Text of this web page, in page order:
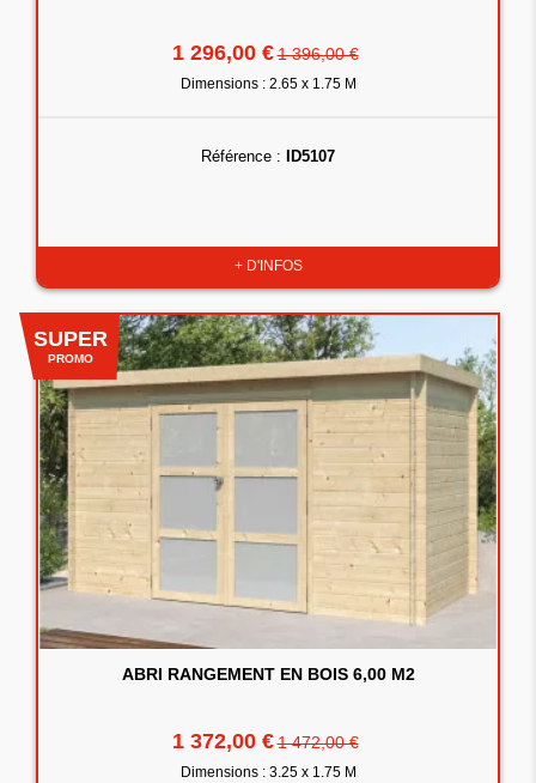
1 296,00 €1 396,00 €
Dimensions : 2.65 x 1.75 M
Référence : ID5107
+ D'INFOS
SUPER
PROMO
ABRI RANGEMENT EN BOIS 6,00 M2
1 372,00 €1 472,00 €
Dimensions : 3.25 x 1.75 M